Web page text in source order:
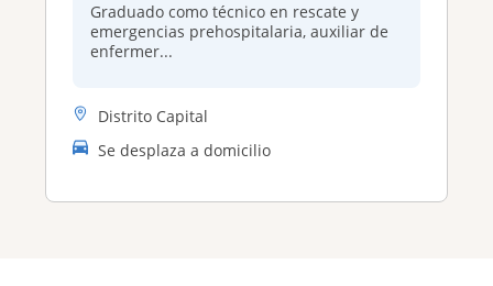
Graduado como técnico en rescate y
emergencias prehospitalaria, auxiliar de
enfermer...
Distrito Capital
Se desplaza a domicilio